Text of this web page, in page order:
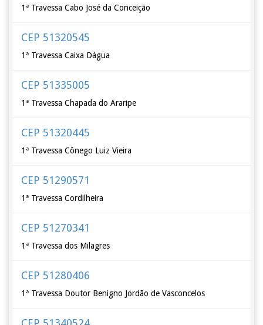
1ª Travessa Cabo José da Conceição
CEP 51320545
1ª Travessa Caixa Dágua
CEP 51335005
1ª Travessa Chapada do Araripe
CEP 51320445
1ª Travessa Cônego Luiz Vieira
CEP 51290571
1ª Travessa Cordilheira
CEP 51270341
1ª Travessa dos Milagres
CEP 51280406
1ª Travessa Doutor Benigno Jordão de Vasconcelos